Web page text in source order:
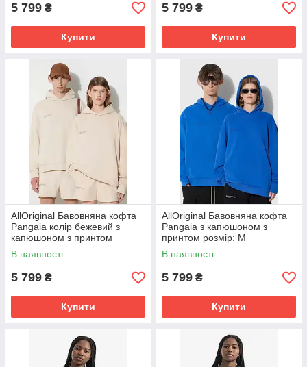
5 799 ₴
Купити
5 799 ₴
Купити
AllOriginal Бавовняна кофта
Pangaia колір бежевий з
капюшоном з принтом
розмір: L
В наявності
5 799 ₴
Купити
AllOriginal Бавовняна кофта
Pangaia з капюшоном з
принтом розмір: M
В наявності
5 799 ₴
Купити